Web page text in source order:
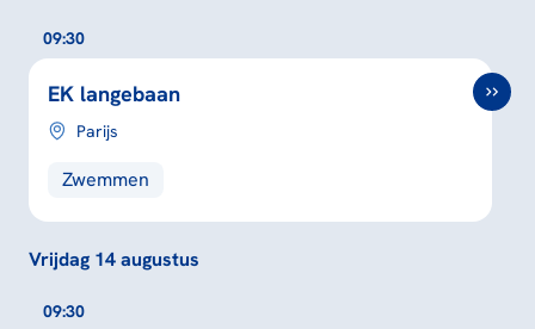
09:30
EK langebaan
Parijs
Zwemmen
Vrijdag 14 augustus
09:30